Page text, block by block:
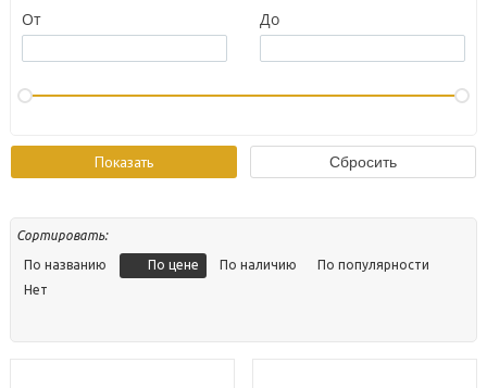
От
До
Сортировать:
По названию По цене По наличию
По популярности
Нет